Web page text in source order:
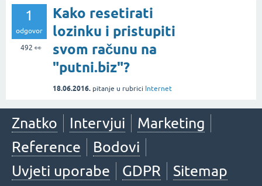
1
odgovor
492 👀
Kako resetirati
lozinku i pristupiti
svom računu na
"putni.biz"?
18.06.2016. pitanje u rubrici Internet
Znatko Intervjui
Marketing
Reference
Bodovi
Uvjeti uporabe
GDPR Sitemap